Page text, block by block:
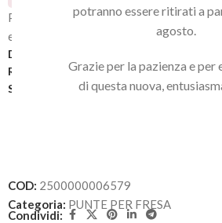
potranno essere ritirati a
agosto.
Grazie per la pazienza e per
di questa nuova,
Punta ago in ceramica grana media
e acrylic gel.
Descrizione
Recensioni (0)
Spedizione
COD: 2500000006579
Categoria: PUNTE PER FRESA
Condividi: